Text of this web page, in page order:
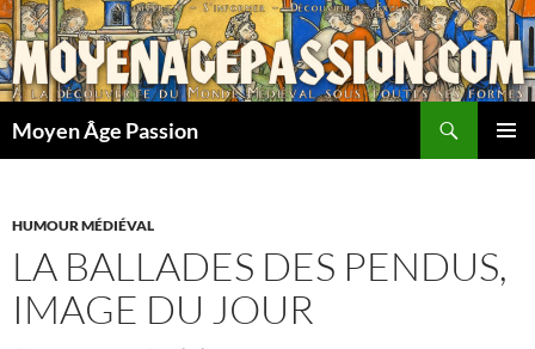
Aller
au
contenu
Moyen Âge Passion
HUMOUR MÉDIÉVAL
LA BALLADES DES PENDUS,
IMAGE DU JOUR